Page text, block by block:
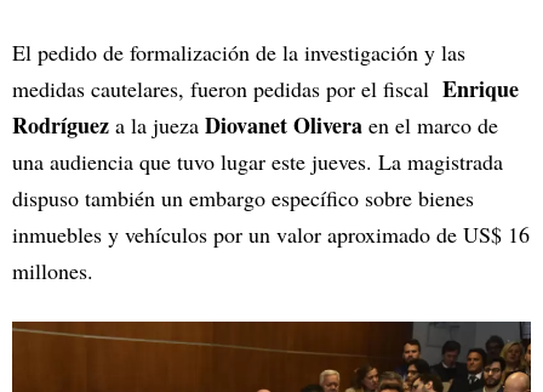
El pedido de formalización de la investigación y las
medidas cautelares, fueron pedidas por el fiscal Enrique
Rodríguez a la jueza Diovanet Olivera en el marco de
una audiencia que tuvo lugar este jueves. La magistrada
dispuso también un embargo específico sobre bienes
inmuebles y vehículos por un valor aproximado de US$ 16
millones.